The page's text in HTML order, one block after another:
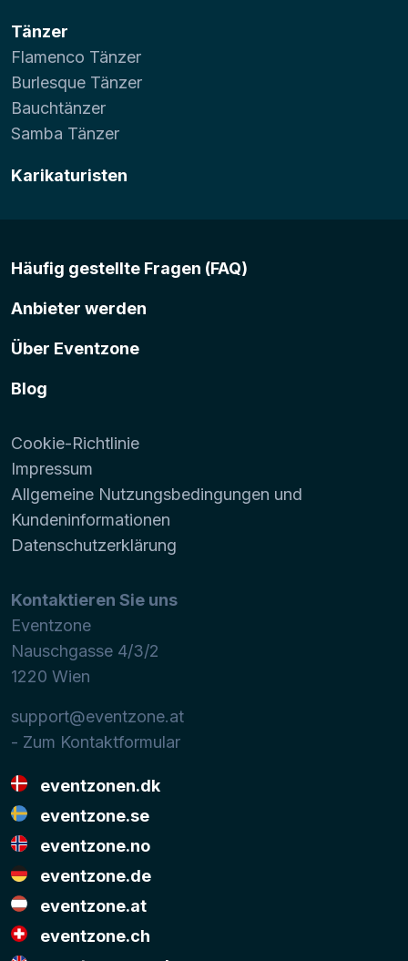
Tänzer
Flamenco Tänzer
Burlesque Tänzer
Bauchtänzer
Samba Tänzer
Karikaturisten
Häufig gestellte Fragen (FAQ)
Anbieter werden
Über Eventzone
Blog
Cookie-Richtlinie
Impressum
Allgemeine Nutzungsbedingungen und
Kundeninformationen
Datenschutzerklärung
Kontaktieren Sie uns
Eventzone
Nauschgasse 4/3/2
1220 Wien
support@eventzone.at
- Zum Kontaktformular
eventzonen.dk
eventzone.se
eventzone.no
eventzone.de
eventzone.at
eventzone.ch